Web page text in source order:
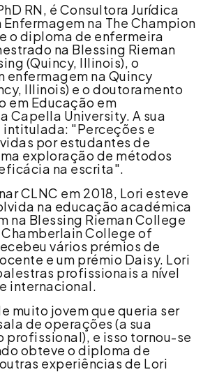
RN, é Consultora Jurídica
na The Champion
o diploma de enfermeira
na Blessing Rieman
(Quincy, Illinois), o
enfermagem na Quincy
Illinois) e o doutoramento
em Educação em
Capella University. A sua
"Perceções e
por estudantes de
exploração de métodos
na escrita".
CLNC em 2018, Lori esteve
na educação académica
na Blessing Rieman College
College of
vários prémios de
e um prémio Daisy. Lori
profissionais a nível
internacional.
muito jovem que queria ser
de operações (a sua
profissional), e isso tornou-se
obteve o diploma de
experiências de Lori